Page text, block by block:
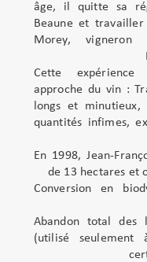
âge, il quitte sa
Beaune et
Morey, vigneron
Cette expérience
approche du vin :
longs et
quantités infimes,
En 1998, Jean-
de 13 hectares et
Conversion en
Abandon total des
(utilisé